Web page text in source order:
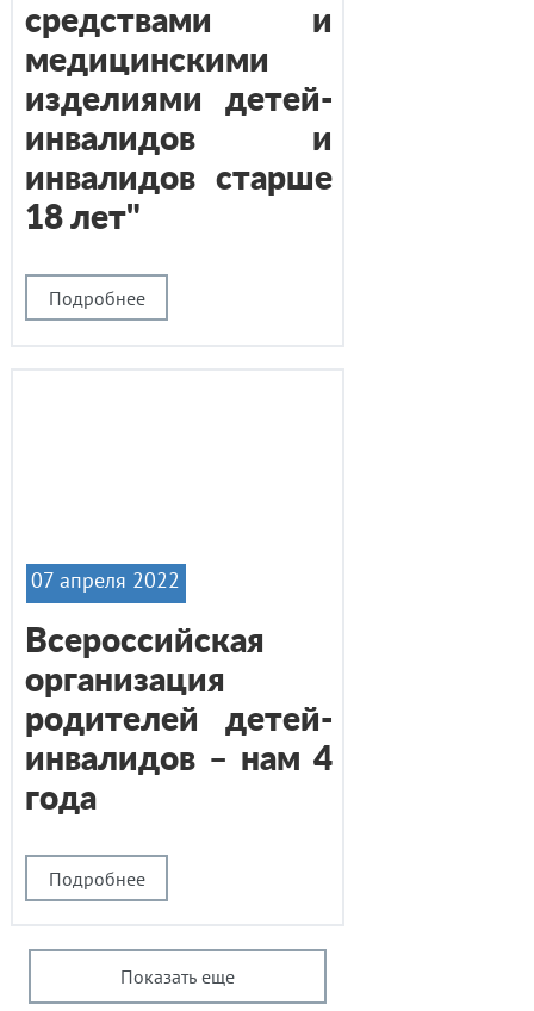
Подробнее
средствами и
медицинскими
изделиями детей-
инвалидов и
инвалидов старше
18 лет"
Подробнее
Всероссийская
организация
родителей детей-
инвалидов – нам 4
года
07 апреля 2022
Показать еще